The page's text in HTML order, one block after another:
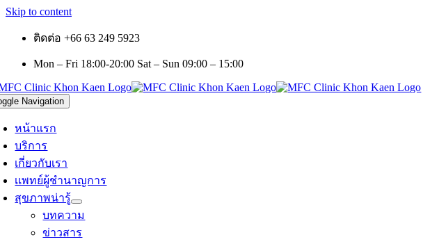
Skip to content
ติดต่อ +66 63 249 5923
Mon – Fri 18:00-20:00 Sat – Sun 09:00 – 15:00
Navigation
หน้าแรก
บริการ
เกี่ยวกับเรา
เเพทย์ผู้ชำนาญการ
สุขภาพน่ารู้
บทความ
ข่าวสาร